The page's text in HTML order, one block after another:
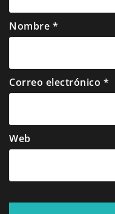
Nombre *
Correo electrónico *
Web